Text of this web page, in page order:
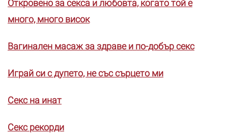
Откровено за секса и любовта, когато той е
много, много висок
Вагинален масаж за здраве и по-добър секс
Играй си с дупето, не със сърцето ми
Секс на инат
Секс рекорди